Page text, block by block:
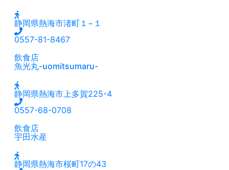
静岡県熱海市渚町１−１
0557-81-8467
飲食店
魚光丸-uomitsumaru-
静岡県熱海市上多賀225-4
0557-68-0708
飲食店
宇田水産
静岡県熱海市桜町17の43